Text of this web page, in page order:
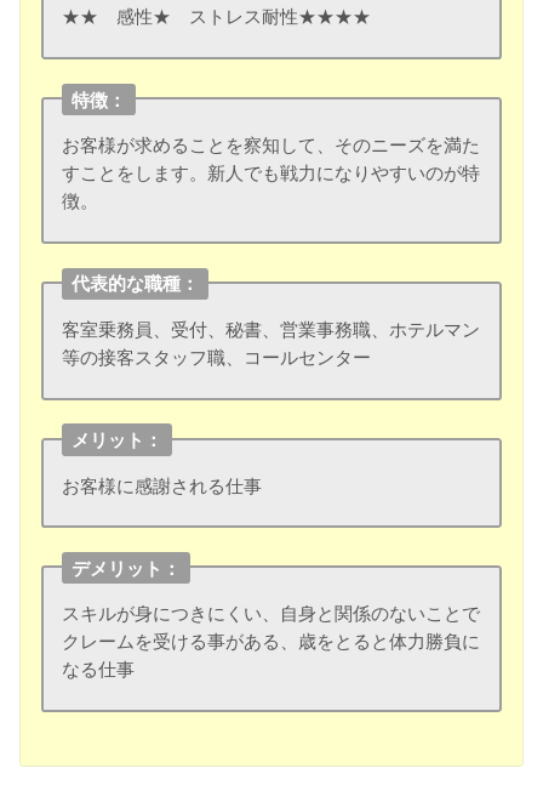
★★ 感性★ ストレス耐性★★★★
特徴：
お客様が求めることを察知して、そのニーズを満た
すことをします。新人でも戦力になりやすいのが特
徴。
代表的な職種：
客室乗務員、受付、秘書、営業事務職、ホテルマン
等の接客スタッフ職、コールセンター
メリット：
お客様に感謝される仕事
デメリット：
スキルが身につきにくい、自身と関係のないことで
クレームを受ける事がある、歳をとると体力勝負に
なる仕事